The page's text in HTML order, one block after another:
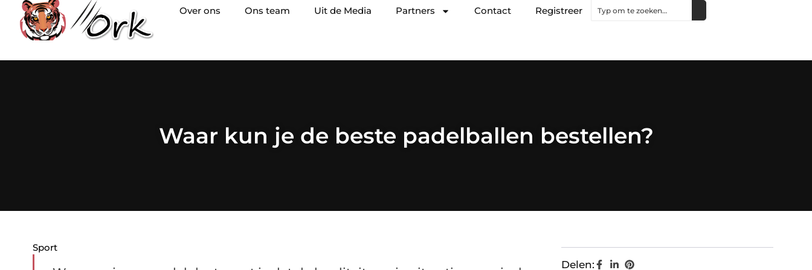
Over ons Ons team Uit de Media Partners Contact Registreer
Waar kun je de beste padelballen bestellen?
Sport
Delen: